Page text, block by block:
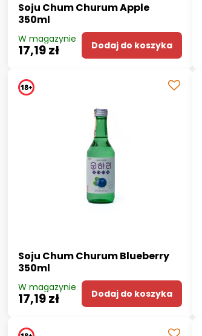
Soju Chum Churum Apple
350ml
W magazynie
17,19 zł Dodaj do koszyka
Soju Chum Churum Blueberry
350ml
W magazynie
17,19 zł Dodaj do koszyka